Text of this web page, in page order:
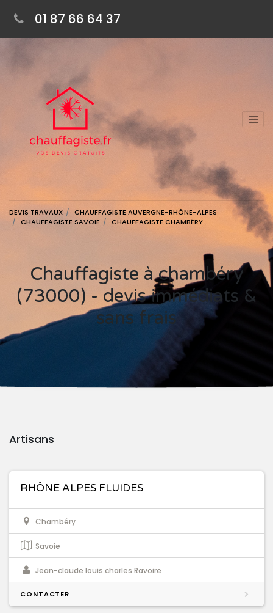
01 87 66 64 37
DEVIS TRAVAUX
CHAUFFAGISTE AUVERGNE-RHÔNE-ALPES
CHAUFFAGISTE SAVOIE
CHAUFFAGISTE CHAMBÉRY
Chauffagiste à chambéry
(73000) - devis immédiats &
sans frais
Artisans
RHÔNE ALPES FLUIDES
Chambéry
Savoie
Jean-claude louis charles Ravoire
CONTACTER